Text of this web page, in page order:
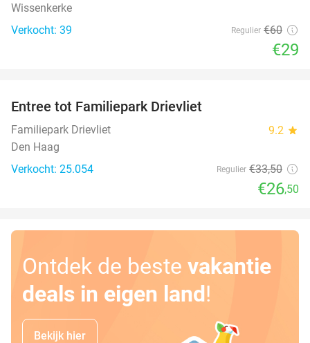
Wissenkerke
Verkocht: 39
Regulier €60
€29
Entree tot Familiepark Drievliet
Familiepark Drievliet 9.2 star
Den Haag
Verkocht: 25.054
Regulier €33,50
€26,50
Ontdek de beste vakantie
deals in eigen land!
Bekijk hier